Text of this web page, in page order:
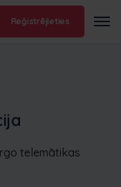
Reģistrējieties
telemātikas